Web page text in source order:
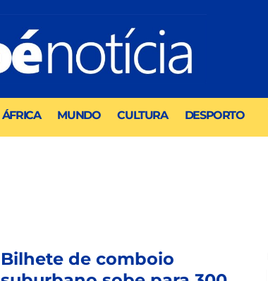
ÁFRICA MUNDO CULTURA DESPORTO
Bilhete de comboio